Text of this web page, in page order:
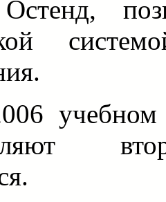
учебном